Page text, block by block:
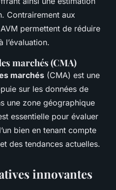
Contrairement aux
permettent de réduire
l’évaluation.
marchés (CMA)
marchés (CMA) est une
sur les données de
une zone géographique
essentielle pour évaluer
bien en tenant compte
des tendances actuelles.
innovantes